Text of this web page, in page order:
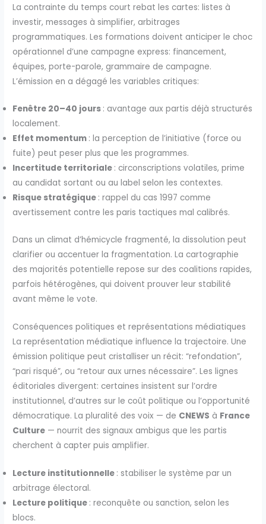
La contrainte du temps court rebat les cartes: listes à
investir, messages à simplifier, arbitrages
programmatiques. Les formations doivent anticiper le choc
opérationnel d’une campagne express: financement,
équipes, porte-parole, grammaire de campagne.
L’émission en a dégagé les variables critiques:
Fenêtre 20–40 jours : avantage aux partis déjà structurés
localement.
Effet momentum : la perception de l’initiative (force ou
fuite) peut peser plus que les programmes.
Incertitude territoriale : circonscriptions volatiles, prime
au candidat sortant ou au label selon les contextes.
Risque stratégique : rappel du cas 1997 comme
avertissement contre les paris tactiques mal calibrés.
Dans un climat d’hémicycle fragmenté, la dissolution peut
clarifier ou accentuer la fragmentation. La cartographie
des majorités potentielle repose sur des coalitions rapides,
parfois hétérogènes, qui doivent prouver leur stabilité
avant même le vote.
Conséquences politiques et représentations médiatiques
La représentation médiatique influence la trajectoire. Une
émission politique peut cristalliser un récit: “refondation”,
“pari risqué”, ou “retour aux urnes nécessaire”. Les lignes
éditoriales divergent: certaines insistent sur l’ordre
institutionnel, d’autres sur le coût politique ou l’opportunité
démocratique. La pluralité des voix — de CNEWS à France
Culture — nourrit des signaux ambigus que les partis
cherchent à capter puis amplifier.
Lecture institutionnelle : stabiliser le système par un
arbitrage électoral.
Lecture politique : reconquête ou sanction, selon les
blocs.